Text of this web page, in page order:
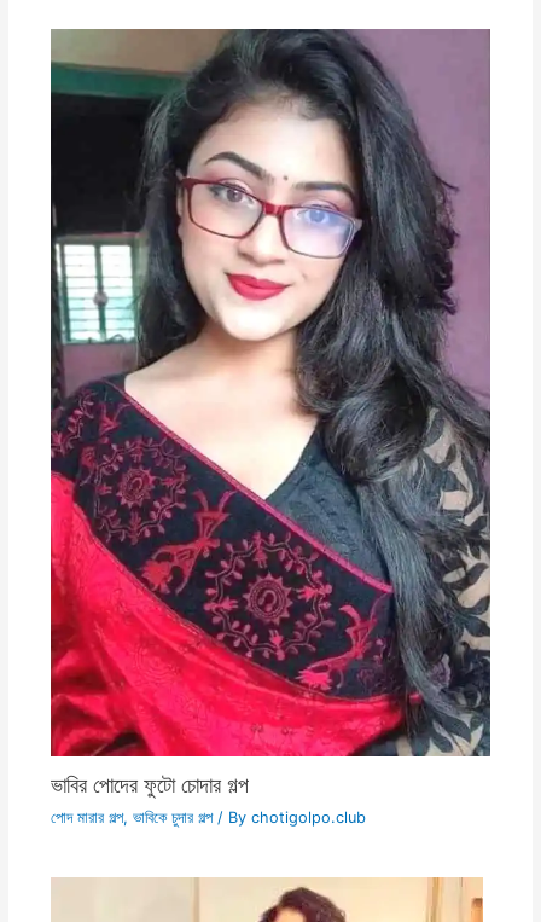
ভাবির পোদের ফুটো চোদার গল্প
পোদ মারার গল্প, ভাবিকে চুদার গল্প/ By chotigolpo.club